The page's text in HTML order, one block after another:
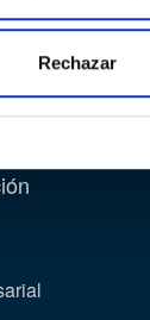
.
Rechazar